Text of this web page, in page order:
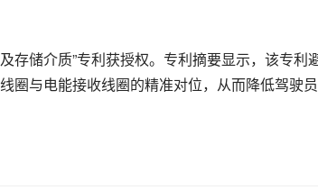
存储介质”专利获授权。专利摘要显示，该专利
圈与电能接收线圈的精准对位，从而降低驾驶